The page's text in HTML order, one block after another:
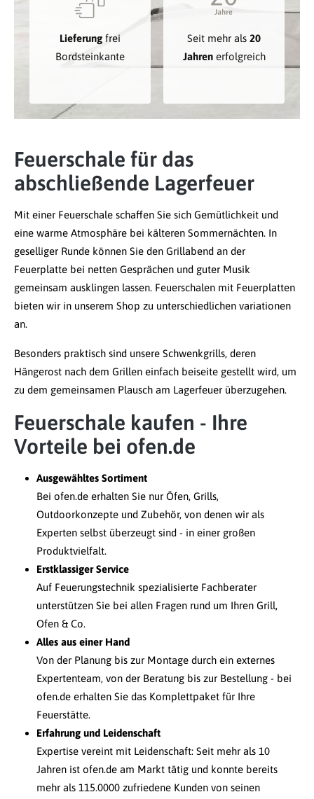
Lieferung frei
Bordsteinkante
Seit mehr als 20
Jahrenerfolgreich
Feuerschale für das
abschließende Lagerfeuer
Mit einer Feuerschale schaffen Sie sich Gemütlichkeit und
eine warme Atmosphäre bei kälteren Sommernächten. In
geselliger Runde können Sie den Grillabend an der
Feuerplatte bei netten Gesprächen und guter Musik
gemeinsam ausklingen lassen. Feuerschalen mit Feuerplatten
bieten wir in unserem Shop zu unterschiedlichen variationen
an.
Besonders praktisch sind unsere Schwenkgrills, deren
Hängerost nach dem Grillen einfach beiseite gestellt wird, um
zu dem gemeinsamen Plausch am Lagerfeuer überzugehen.
Feuerschale kaufen - Ihre
Vorteile bei ofen.de
Ausgewähltes Sortiment
Bei ofen.de erhalten Sie nur Öfen, Grills,
Outdoorkonzepte und Zubehör, von denen wir als
Experten selbst überzeugt sind - in einer großen
Produktvielfalt.
Erstklassiger Service
Auf Feuerungstechnik spezialisierte Fachberater
unterstützen Sie bei allen Fragen rund um Ihren Grill,
Ofen & Co.
Alles aus einer Hand
Von der Planung bis zur Montage durch ein externes
Expertenteam, von der Beratung bis zur Bestellung - bei
ofen.de erhalten Sie das Komplettpaket für Ihre
Feuerstätte.
Erfahrung und Leidenschaft
Expertise vereint mit Leidenschaft: Seit mehr als 10
Jahren ist ofen.de am Markt tätig und konnte bereits
mehr als 115.0000 zufriedene Kunden von seinen